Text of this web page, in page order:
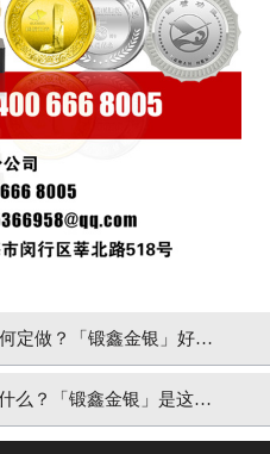
定做？「锻鑫金银」好
么？「锻鑫金银」是这样